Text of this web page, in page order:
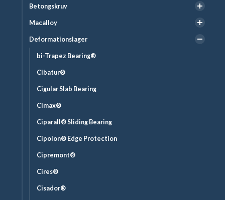
Betongskruv
Macalloy
Deformationslager
bi-Trapez Bearing®
Cibatur®
Cigular Slab Bearing
Cimax®
Ciparall® Sliding Bearing
Cipolon® Edge Protection
Cipremont®
Cires®
Cisador®